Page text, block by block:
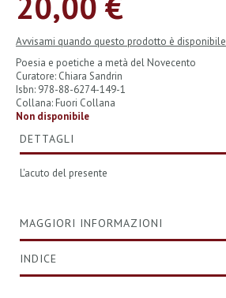
Avvisami quando questo prodotto è disponibile
Poesia e poetiche a metà del Novecento
Curatore: Chiara Sandrin
Isbn: 978-88-6274-149-1
Collana: Fuori Collana
Non disponibile
DETTAGLI
L'acuto del presente
MAGGIORI INFORMAZIONI
INDICE